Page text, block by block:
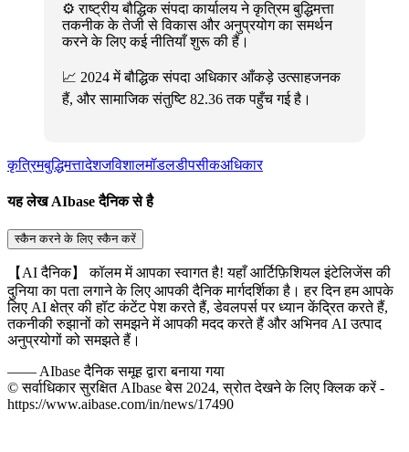
⚙️ राष्ट्रीय बौद्धिक संपदा कार्यालय ने कृत्रिम बुद्धिमत्ता
तकनीक के तेजी से विकास और अनुप्रयोग का समर्थन
करने के लिए कई नीतियाँ शुरू की हैं।
📈 2024 में बौद्धिक संपदा अधिकार आँकड़े उत्साहजनक
हैं, और सामाजिक संतुष्टि 82.36 तक पहुँच गई है।
कृत्रिमबुद्धिमत्तादेशजविशालमॉडलडीपसीकअधिकार
यह लेख AIbase दैनिक से है
स्कैन करने के लिए स्कैन करें
【AI दैनिक】 कॉलम में आपका स्वागत है! यहाँ आर्टिफ़िशियल इंटेलिजेंस की
दुनिया का पता लगाने के लिए आपकी दैनिक मार्गदर्शिका है। हर दिन हम आपके
लिए AI क्षेत्र की हॉट कंटेंट पेश करते हैं, डेवलपर्स पर ध्यान केंद्रित करते हैं,
तकनीकी रुझानों को समझने में आपकी मदद करते हैं और अभिनव AI उत्पाद
अनुप्रयोगों को समझते हैं।
—— AIbase दैनिक समूह द्वारा बनाया गया
© सर्वाधिकार सुरक्षित AIbase बेस 2024, स्रोत देखने के लिए क्लिक करें -
https://www.aibase.com/in/news/17490